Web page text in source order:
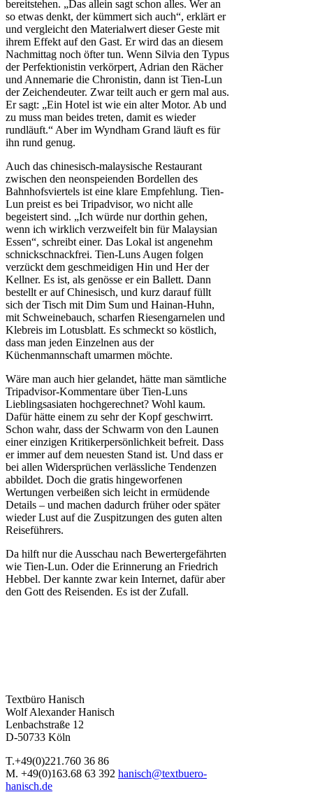
bereitstehen. „Das allein sagt schon alles. Wer an
so etwas denkt, der kümmert sich auch“, erklärt er
und vergleicht den Materialwert dieser Geste mit
ihrem Effekt auf den Gast. Er wird das an diesem
Nachmittag noch öfter tun. Wenn Silvia den Typus
der Perfektionistin verkörpert, Adrian den Rächer
und Annemarie die Chronistin, dann ist Tien-Lun
der Zeichendeuter. Zwar teilt auch er gern mal aus.
Er sagt: „Ein Hotel ist wie ein alter Motor. Ab und
zu muss man beides treten, damit es wieder
rundläuft.“ Aber im Wyndham Grand läuft es für
ihn rund genug.
Auch das chinesisch-malaysische Restaurant
zwischen den neonspeienden Bordellen des
Bahnhofsviertels ist eine klare Empfehlung. Tien-
Lun preist es bei Tripadvisor, wo nicht alle
begeistert sind. „Ich würde nur dorthin gehen,
wenn ich wirklich verzweifelt bin für Malaysian
Essen“, schreibt einer. Das Lokal ist angenehm
schnickschnackfrei. Tien-Luns Augen folgen
verzückt dem geschmeidigen Hin und Her der
Kellner. Es ist, als genösse er ein Ballett. Dann
bestellt er auf Chinesisch, und kurz darauf füllt
sich der Tisch mit Dim Sum und Hainan-Huhn,
mit Schweinebauch, scharfen Riesengarnelen und
Klebreis im Lotusblatt. Es schmeckt so köstlich,
dass man jeden Einzelnen aus der
Küchenmannschaft umarmen möchte.
Wäre man auch hier gelandet, hätte man sämtliche
Tripadvisor-Kommentare über Tien-Luns
Lieblingsasiaten hochgerechnet? Wohl kaum.
Dafür hätte einem zu sehr der Kopf geschwirrt.
Schon wahr, dass der Schwarm von den Launen
einer einzigen Kritikerpersönlichkeit befreit. Dass
er immer auf dem neuesten Stand ist. Und dass er
bei allen Widersprüchen verlässliche Tendenzen
abbildet. Doch die gratis hingeworfenen
Wertungen verbeißen sich leicht in ermüdende
Details – und machen dadurch früher oder später
wieder Lust auf die Zuspitzungen des guten alten
Reiseführers.
Da hilft nur die Ausschau nach Bewertergefährten
wie Tien-Lun. Oder die Erinnerung an Friedrich
Hebbel. Der kannte zwar kein Internet, dafür aber
den Gott des Reisenden. Es ist der Zufall.
Textbüro Hanisch
Wolf Alexander Hanisch
Lenbachstraße 12
D-50733 Köln
T.+49(0)221.760 36 86
M. +49(0)163.68 63 392 hanisch@textbuero-
hanisch.de